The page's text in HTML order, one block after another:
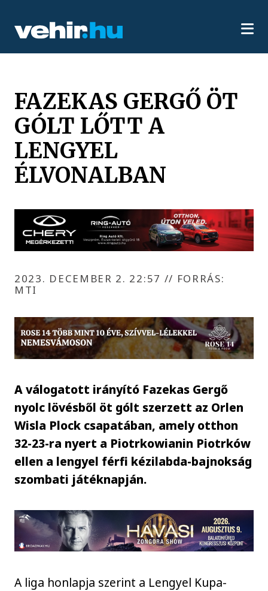
FAZEKAS GERGŐ ÖT
GÓLT LŐTT A
LENGYEL
ÉLVONALBAN
2023. DECEMBER 2. 22:57 // FORRÁS:
MTI
A válogatott irányító Fazekas Gergő
nyolc lövésből öt gólt szerzett az Orlen
Wisla Plock csapatában, amely otthon
32-23-ra nyert a Piotrkowianin Piotrków
ellen a lengyel férfi kézilabda-bajnokság
szombati játéknapján.
A liga honlapja szerint a Lengyel Kupa-